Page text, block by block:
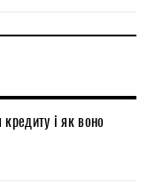
кредиту і як воно